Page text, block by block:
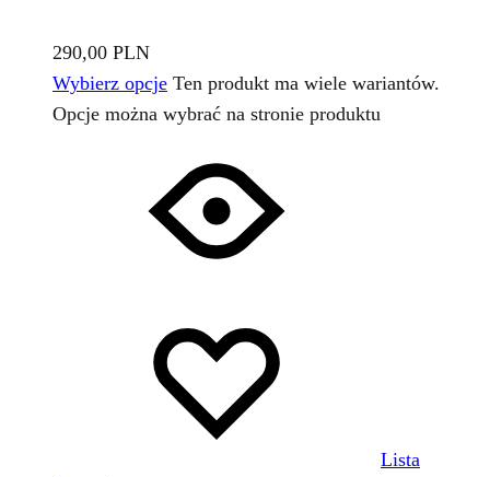
290,00 PLN
Wybierz opcje Ten produkt ma wiele wariantów.
Opcje można wybrać na stronie produktu
Lista